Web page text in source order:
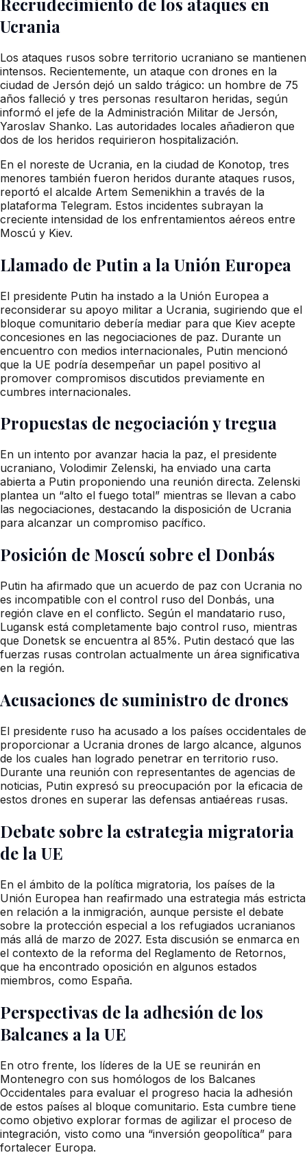
Ucrania
Los ataques rusos sobre territorio ucraniano se mantienen
intensos. Recientemente, un ataque con drones en la
ciudad de Jersón dejó un saldo trágico: un hombre de 75
años falleció y tres personas resultaron heridas, según
informó el jefe de la Administración Militar de Jersón,
Yaroslav Shanko. Las autoridades locales añadieron que
dos de los heridos requirieron hospitalización.
En el noreste de Ucrania, en la ciudad de Konotop, tres
menores también fueron heridos durante ataques rusos,
reportó el alcalde Artem Semenikhin a través de la
plataforma Telegram. Estos incidentes subrayan la
creciente intensidad de los enfrentamientos aéreos entre
Moscú y Kiev.
Llamado de Putin a la Unión Europea
El presidente Putin ha instado a la Unión Europea a
reconsiderar su apoyo militar a Ucrania, sugiriendo que el
bloque comunitario debería mediar para que Kiev acepte
concesiones en las negociaciones de paz. Durante un
encuentro con medios internacionales, Putin mencionó
que la UE podría desempeñar un papel positivo al
promover compromisos discutidos previamente en
cumbres internacionales.
Propuestas de negociación y tregua
En un intento por avanzar hacia la paz, el presidente
ucraniano, Volodimir Zelenski, ha enviado una carta
abierta a Putin proponiendo una reunión directa. Zelenski
plantea un “alto el fuego total” mientras se llevan a cabo
las negociaciones, destacando la disposición de Ucrania
para alcanzar un compromiso pacífico.
Posición de Moscú sobre el Donbás
Putin ha afirmado que un acuerdo de paz con Ucrania no
es incompatible con el control ruso del Donbás, una
región clave en el conflicto. Según el mandatario ruso,
Lugansk está completamente bajo control ruso, mientras
que Donetsk se encuentra al 85%. Putin destacó que las
fuerzas rusas controlan actualmente un área significativa
en la región.
Acusaciones de suministro de drones
El presidente ruso ha acusado a los países occidentales de
proporcionar a Ucrania drones de largo alcance, algunos
de los cuales han logrado penetrar en territorio ruso.
Durante una reunión con representantes de agencias de
noticias, Putin expresó su preocupación por la eficacia de
estos drones en superar las defensas antiaéreas rusas.
Debate sobre la estrategia migratoria
de la UE
En el ámbito de la política migratoria, los países de la
Unión Europea han reafirmado una estrategia más estricta
en relación a la inmigración, aunque persiste el debate
sobre la protección especial a los refugiados ucranianos
más allá de marzo de 2027. Esta discusión se enmarca en
el contexto de la reforma del Reglamento de Retornos,
que ha encontrado oposición en algunos estados
miembros, como España.
Perspectivas de la adhesión de los
Balcanes a la UE
En otro frente, los líderes de la UE se reunirán en
Montenegro con sus homólogos de los Balcanes
Occidentales para evaluar el progreso hacia la adhesión
de estos países al bloque comunitario. Esta cumbre tiene
como objetivo explorar formas de agilizar el proceso de
integración, visto como una “inversión geopolítica” para
fortalecer Europa.